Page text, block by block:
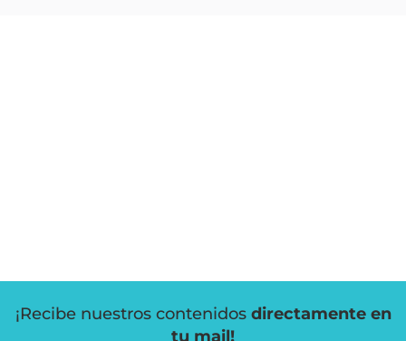
¡Recibe nuestros contenidos directamente en
tu mail!